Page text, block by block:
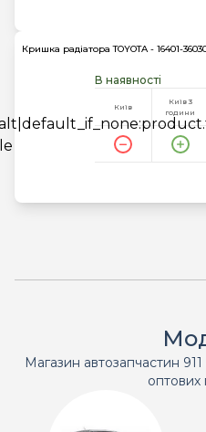
Кришка радіатора TOYOTA - 16401-
В наявності
Київ
Київ 3
години
Магазин автозапчастин
оптових